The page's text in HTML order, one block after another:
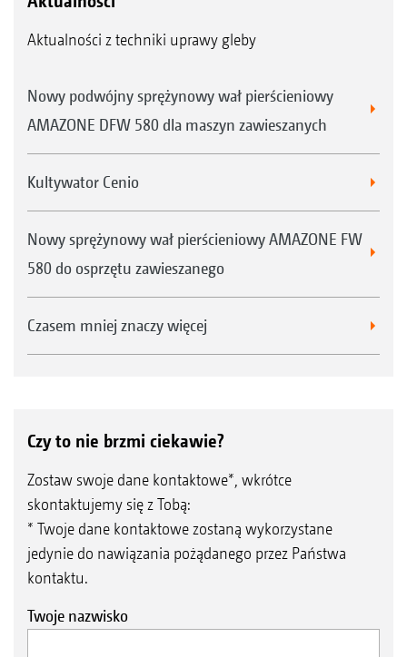
Aktualności z techniki uprawy gleby
Nowy podwójny sprężynowy wał pierścieniowy
AMAZONE DFW 580 dla maszyn zawieszanych
Kultywator Cenio
Nowy sprężynowy wał pierścieniowy AMAZONE FW
580 do osprzętu zawieszanego
Czasem mniej znaczy więcej
Czy to nie brzmi ciekawie?
Zostaw swoje dane kontaktowe*, wkrótce
skontaktujemy się z Tobą:
* Twoje dane kontaktowe zostaną wykorzystane
jedynie do nawiązania pożądanego przez Państwa
kontaktu.
Twoje nazwisko